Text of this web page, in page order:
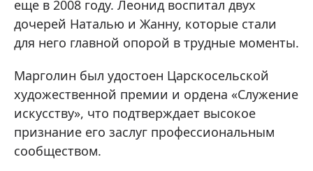
еще в 2008 году. Леонид воспитал двух
дочерей Наталью и Жанну, которые стали
для него главной опорой в трудные моменты.
Марголин был удостоен Царскосельской
художественной премии и ордена «Служение
искусству», что подтверждает высокое
признание его заслуг профессиональным
сообществом.